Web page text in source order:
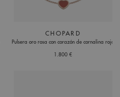
CHOPARD
Pulsera oro rosa con corazón de cornalina roja
1.800 €